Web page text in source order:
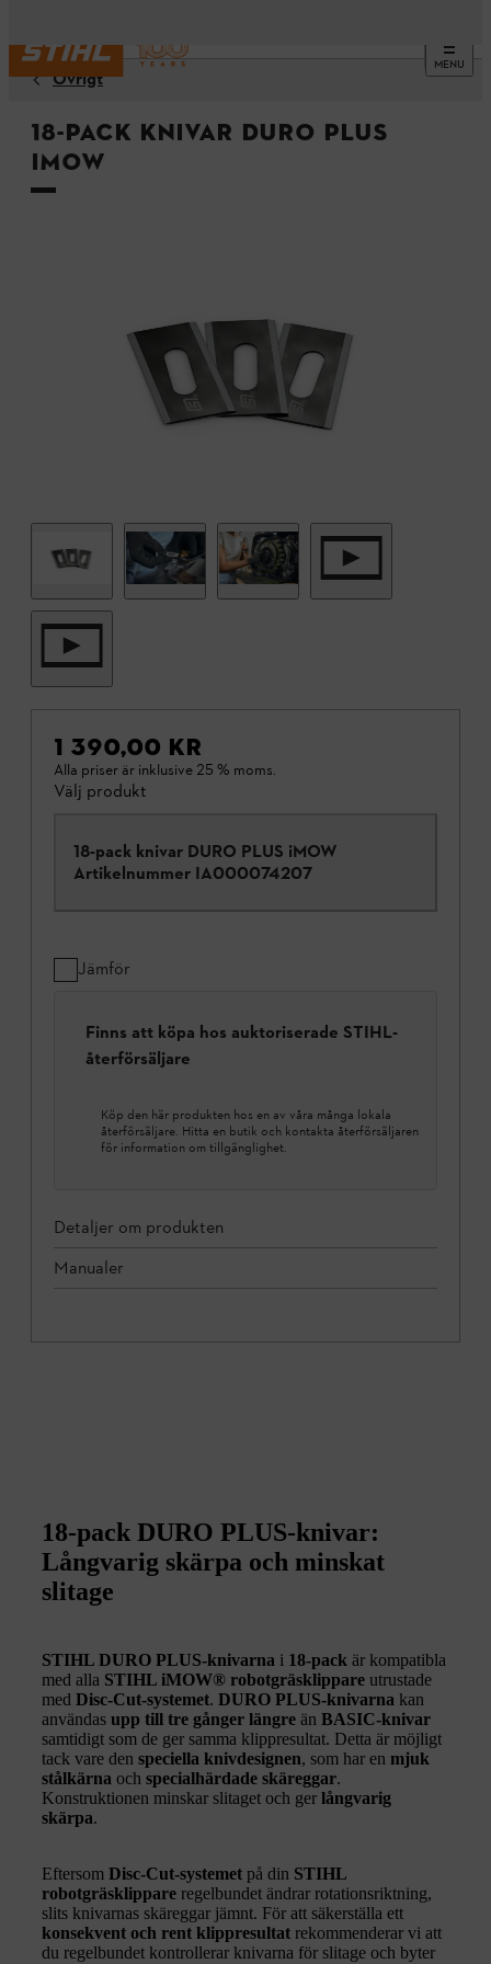
MENU
Övrigt
18-pack knivar DURO PLUS
iMOW
1 390,00 KR
Alla priser är inklusive 25 % moms.
Välj produkt
18-pack knivar DURO PLUS iMOW
Artikelnummer IA000074207
Jämför
Finns att köpa hos auktoriserade STIHL-
återförsäljare
Köp den här produkten hos en av våra många lokala
återförsäljare. Hitta en butik och kontakta återförsäljaren
för information om tillgänglighet.
Detaljer om produkten
Manualer
18-pack DURO PLUS-knivar:
Långvarig skärpa och minskat
slitage
STIHL DURO PLUS-knivarna i 18-pack är kompatibla
med alla STIHL iMOW® robotgräsklippare utrustade
med Disc-Cut-systemet. DURO PLUS-knivarna kan
användas upp till tre gånger längre än BASIC-knivar
samtidigt som de ger samma klippresultat. Detta är möjligt
tack vare den speciella knivdesignen, som har en mjuk
stålkärna och specialhärdade skäreggar.
Konstruktionen minskar slitaget och ger långvarig
skärpa.
Eftersom Disc-Cut-systemet på din STIHL
robotgräsklippare regelbundet ändrar rotationsriktning,
slits knivarnas skäreggar jämnt. För att säkerställa ett
konsekvent och rent klippresultat rekommenderar vi att
du regelbundet kontrollerar knivarna för slitage och byter